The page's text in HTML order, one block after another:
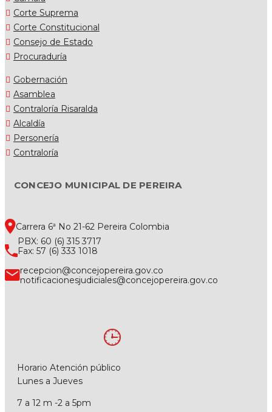
Corte Suprema
Corte Constitucional
Consejo de Estado
Procuraduría
Gobernación
Asamblea
Contraloría Risaralda
Alcaldía
Personería
Contraloría
CONCEJO MUNICIPAL DE PEREIRA
Carrera 6ª No 21-62 Pereira Colombia
PBX: 60 (6) 315 3717
Fax: 57 (6) 333 1018
recepcion@concejopereira.gov.co
notificacionesjudiciales@concejopereira.gov.co
Horario Atención público
Lunes a Jueves
7 a 12 m -2 a 5pm